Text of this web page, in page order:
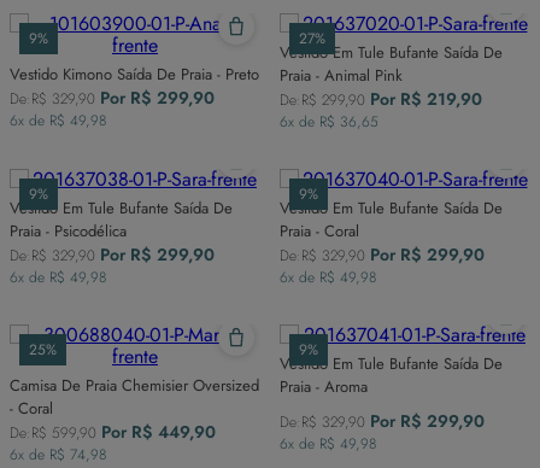
9%
Vestido Kimono Saída De Praia - Preto
De:R$ 329,90 Por R$ 299,90
6x de R$ 49,98
27%
Vestido Em Tule Bufante Saída De
Praia - Animal Pink
De:R$ 299,90 Por R$ 219,90
6x de R$ 36,65
9%
Vestido Em Tule Bufante Saída De
Praia - Psicodélica
De:R$ 329,90 Por R$ 299,90
6x de R$ 49,98
9%
Vestido Em Tule Bufante Saída De
Praia - Coral
De:R$ 329,90 Por R$ 299,90
6x de R$ 49,98
25%
Camisa De Praia Chemisier Oversized
- Coral
De:R$ 599,90 Por R$ 449,90
6x de R$ 74,98
9%
Vestido Em Tule Bufante Saída De
Praia - Aroma
De:R$ 329,90 Por R$ 299,90
6x de R$ 49,98